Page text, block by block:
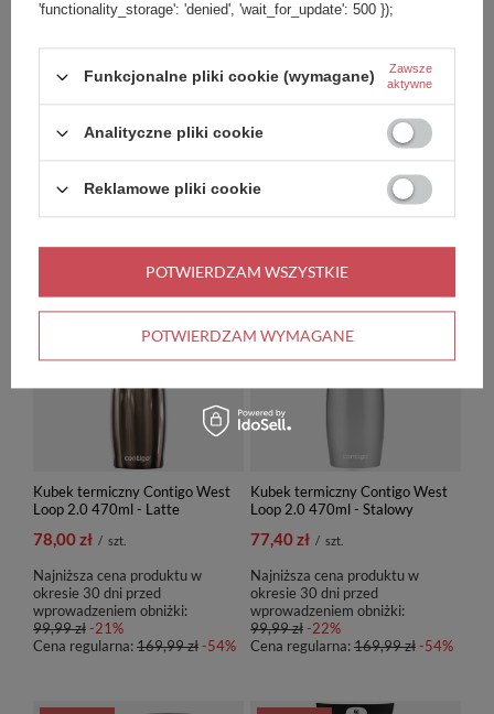
POLECAMY
Kubek termiczny Contigo West
Loop 2.0 470ml - Latte
78,00 zł / szt.
Najniższa cena produktu w
okresie 30 dni przed
wprowadzeniem obniżki:
99,99 zł-21%
Cena regularna:169,99 zł-54%
Kubek termiczny Contigo West
Loop 2.0 470ml - Stalowy
77,40 zł / szt.
Najniższa cena produktu w
okresie 30 dni przed
wprowadzeniem obniżki:
99,99 zł-22%
Cena regularna:169,99 zł-54%
'functionality_storage': 'denied', 'wait_for_update': 500 });
Funkcjonalne pliki cookie (wymagane)
Zawsze
aktywne
Analityczne pliki cookie
Reklamowe pliki cookie
POTWIERDZAM WYMAGANE
POTWIERDZAM WSZYSTKIE